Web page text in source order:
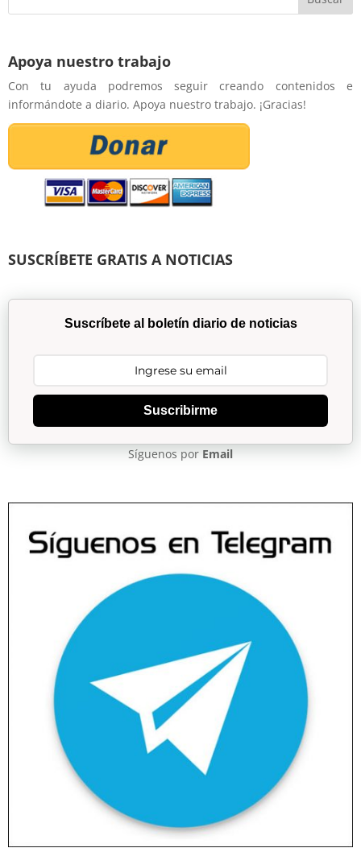
Apoya nuestro trabajo
Con tu ayuda podremos seguir creando contenidos e
informándote a diario. Apoya nuestro trabajo. ¡Gracias!
SUSCRÍBETE GRATIS A NOTICIAS
Suscríbete al boletín diario de noticias
Suscribirme
Síguenos por Email